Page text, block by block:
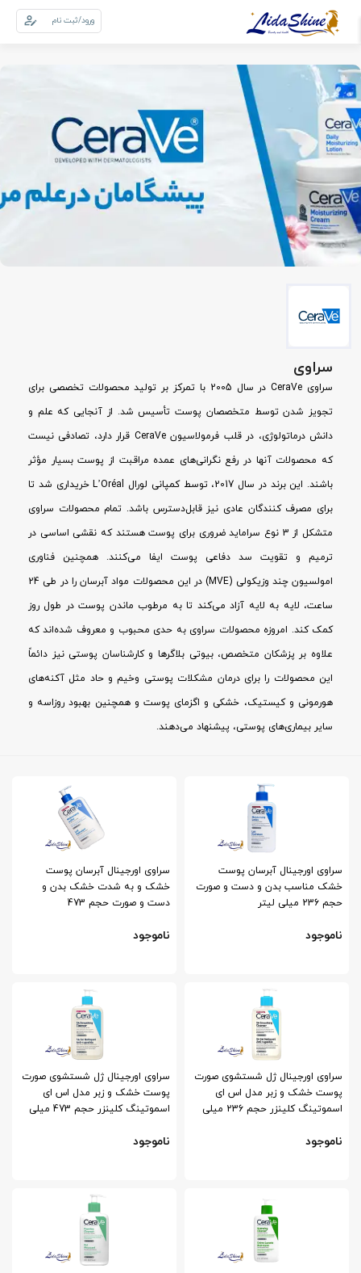
ورود/ثبت نام
سبد خرید
0
سراوی
سراوی CeraVe در سال 2005 با تمرکز بر تولید محصولات تخصصی برای
تجویز شدن توسط متخصصان پوست تأسیس شد. از آنجایی که علم و
دانش درماتولوژی، در قلب فرمولاسیون CeraVe قرار دارد، تصادفی نیست
که محصولات آنها در رفع نگرانی‌های عمده مراقبت از پوست بسیار مؤثر
باشند. این برند در سال 2017، توسط کمپانی لورال L’Oréal خریداری شد تا
برای مصرف کنندگان عادی نیز قابل‌دسترس باشد. تمام محصولات سراوی
متشکل از 3 نوع سراماید ضروری برای پوست هستند که نقشی اساسی در
ترمیم و تقویت سد دفاعی پوست ایفا می‌کنند. همچنین فناوری
امولسیون چند وزیکولی (MVE) در این محصولات مواد آبرسان را در طی 24
ساعت، لایه به لایه آزاد می‌کند تا به مرطوب ماندن پوست در طول روز
کمک کند. امروزه محصولات سراوی به حدی محبوب و معروف شده‌اند که
علاوه بر پزشکان متخصص، بیوتی بلاگرها و کارشناسان پوستی نیز دائماً
این محصولات را برای درمان مشکلات پوستی وخیم و حاد مثل آکنه‌های
هورمونی و کیستیک، خشکی و اگزمای پوست و همچنین بهبود روزاسه و
سایر بیماری‌های پوستی، پیشنهاد می‌دهند.
سراوی اورجینال آبرسان پوست
خشک مناسب بدن و دست و صورت
حجم 236 میلی لیتر
ناموجود
سراوی اورجینال آبرسان پوست
خشک و به شدت خشک بدن و
دست و صورت حجم 473
ناموجود
سراوی اورجینال ژل شستشوی صورت
پوست خشک و زبر مدل اس ای
اسموتینگ کلینزر حجم 236 میلی
ناموجود
سراوی اورجینال ژل شستشوی صورت
پوست خشک و زبر مدل اس ای
اسموتینگ کلینزر حجم 473 میلی
ناموجود